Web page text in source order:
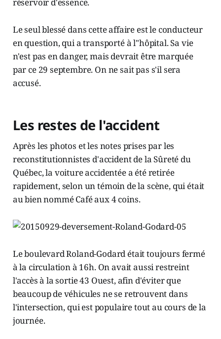
Le seul blessé dans cette affaire est le conducteur
en question, qui a transporté à l"hôpital. Sa vie
n'est pas en danger, mais devrait être marquée
par ce 29 septembre. On ne sait pas s'il sera
accusé.
Les restes de l'accident
Après les photos et les notes prises par les
reconstitutionnistes d'accident de la Sûreté du
Québec, la voiture accidentée a été retirée
rapidement, selon un témoin de la scène, qui était
au bien nommé Café aux 4 coins.
Le boulevard Roland-Godard était toujours fermé
à la circulation à 16h. On avait aussi restreint
l'accès à la sortie 43 Ouest, afin d'éviter que
beaucoup de véhicules ne se retrouvent dans
l'intersection, qui est populaire tout au cours de la
journée.